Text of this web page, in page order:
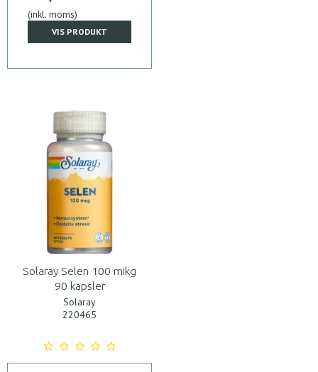
(inkl. moms)
VIS PRODUKT
Solaray Selen 100 mikg
90 kapsler
Solaray
220465